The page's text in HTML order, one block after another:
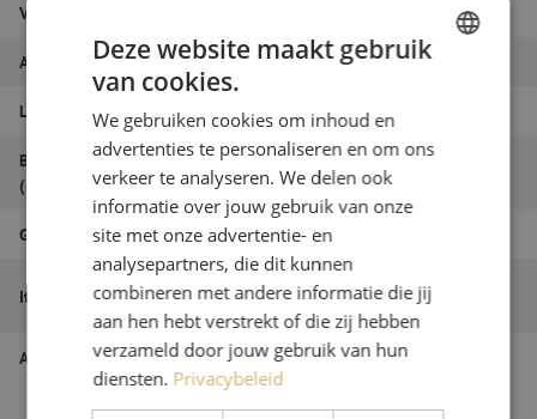
Vezelsoort
Aantal vezels Duplex
Lengte 14m
Buitendiameter
(mm)
1.8
Grade B
Itemnaam
Patchkabel duplex SM, LC/APC-LC/PC,
1.8mm, 14m
Artikelnummer M20000612
Deze website maakt gebruik
van cookies.
We gebruiken cookies om inhoud en
advertenties te personaliseren en om ons
verkeer te analyseren. We delen ook
informatie over jouw gebruik van onze
site met onze advertentie- en
analysepartners, die dit kunnen
combineren met andere informatie die jij
aan hen hebt verstrekt of die zij hebben
verzameld door jouw gebruik van hun
diensten. Privacybeleid